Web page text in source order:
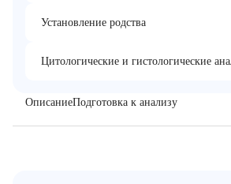
Установление родства
Цитологические и гистологические
ОписаниеПодготовка к анализу